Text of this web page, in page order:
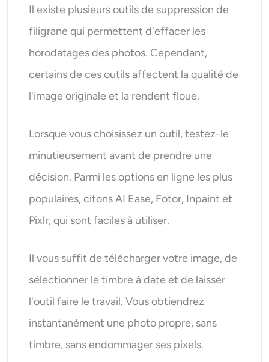
Il existe plusieurs outils de suppression de
filigrane qui permettent d'effacer les
horodatages des photos. Cependant,
certains de ces outils affectent la qualité de
l'image originale et la rendent floue.
Lorsque vous choisissez un outil, testez-le
minutieusement avant de prendre une
décision. Parmi les options en ligne les plus
populaires, citons AI Ease, Fotor, Inpaint et
Pixlr, qui sont faciles à utiliser.
Il vous suffit de télécharger votre image, de
sélectionner le timbre à date et de laisser
l'outil faire le travail. Vous obtiendrez
instantanément une photo propre, sans
timbre, sans endommager ses pixels.